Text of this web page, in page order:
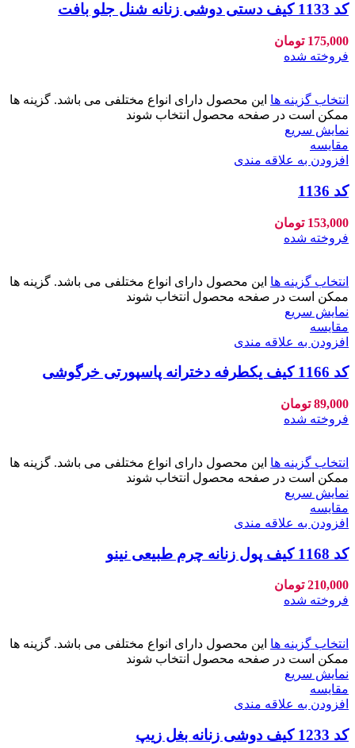
کد 1133 کیف دستی دوشی زنانه شنل جلو بافت
175,000 تومان
فروخته شده
انتخاب گزینه ها این محصول دارای انواع مختلفی می باشد. گزینه ها
ممکن است در صفحه محصول انتخاب شوند
نمایش سریع
مقايسه
افزودن به علاقه مندی
کد 1136
153,000 تومان
فروخته شده
انتخاب گزینه ها این محصول دارای انواع مختلفی می باشد. گزینه ها
ممکن است در صفحه محصول انتخاب شوند
نمایش سریع
مقايسه
افزودن به علاقه مندی
کد 1166 کیف یکطرفه دخترانه پاسپورتی خرگوشی
89,000 تومان
فروخته شده
انتخاب گزینه ها این محصول دارای انواع مختلفی می باشد. گزینه ها
ممکن است در صفحه محصول انتخاب شوند
نمایش سریع
مقايسه
افزودن به علاقه مندی
کد 1168 کیف پول زنانه چرم طبیعی نینو
210,000 تومان
فروخته شده
انتخاب گزینه ها این محصول دارای انواع مختلفی می باشد. گزینه ها
ممکن است در صفحه محصول انتخاب شوند
نمایش سریع
مقايسه
افزودن به علاقه مندی
کد 1233 کیف دوشی زنانه بغل زیپ